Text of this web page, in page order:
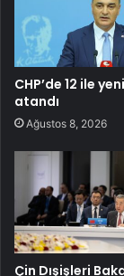
CHP’de 12 ile
atandı
Ağustos 8, 2026
Çin Dışişleri